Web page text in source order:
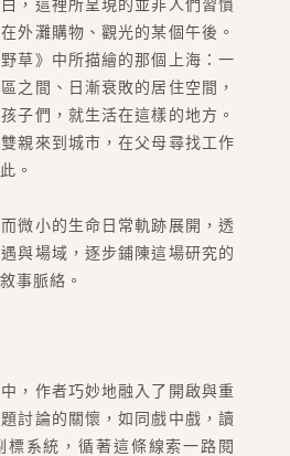
，這裡所呈現的並非人們習慣
外灘購物、觀光的某個午後。
草》中所描繪的那個上海：一
之間、日漸衰敗的居住空間，
子們，就生活在這樣的地方。
親來到城市，在父母尋找工作
。
微小的生命日常軌跡展開，透
與場域，逐步鋪陳這場研究的
事脈絡。
，作者巧妙地融入了開啟與重
討論的關懷，如同戲中戲，讀
標系統，循著這條線索一路閱